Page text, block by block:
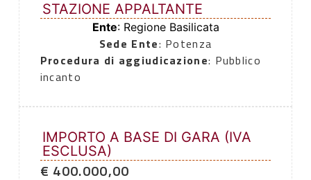
STAZIONE APPALTANTE
Ente: Regione Basilicata
Sede Ente: Potenza
Procedura di aggiudicazione: Pubblico
incanto
IMPORTO A BASE DI GARA (IVA
ESCLUSA)
€ 400.000,00